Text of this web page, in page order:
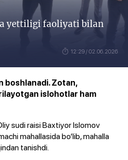
yettiligi faoliyati bilan
12:29 / 02.06.2026
boshlanadi. Zotan,
islohotlar ham
sudi raisi Baxtiyor Islomov
mahallasida bo‘lib, mahalla
tanishdi.